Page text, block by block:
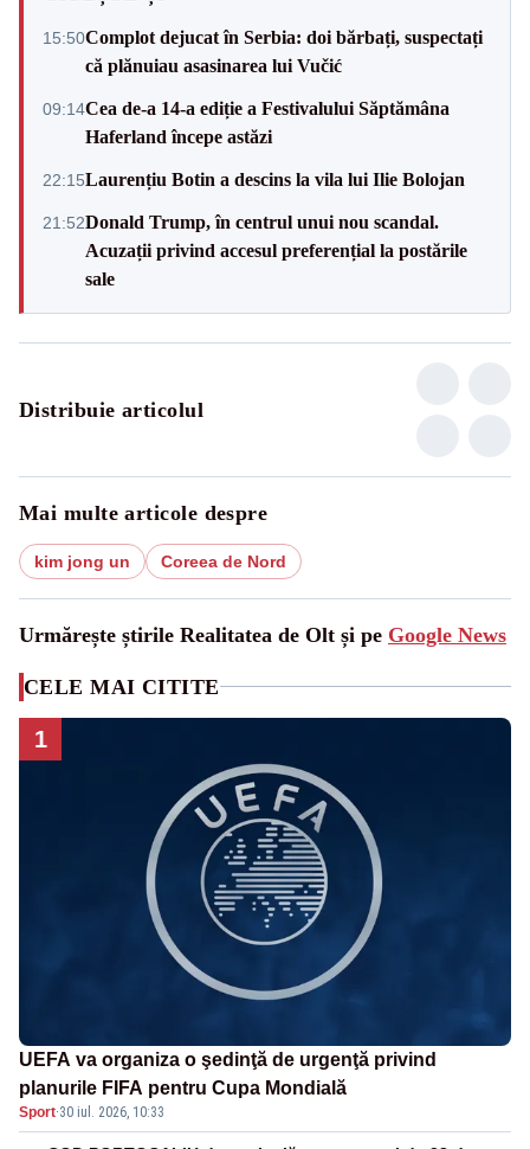
15:50Complot dejucat în Serbia: doi bărbați, suspectați
că plănuiau asasinarea lui Vučić
09:14Cea de-a 14-a ediție a Festivalului Săptămâna
Haferland începe astăzi
22:15Laurențiu Botin a descins la vila lui Ilie Bolojan
21:52Donald Trump, în centrul unui nou scandal.
Acuzații privind accesul preferențial la postările
sale
Distribuie articolul
Mai multe articole despre
kim jong un Coreea de Nord
Urmărește știrile Realitatea de Olt și pe Google News
CELE MAI CITITE
1
UEFA va organiza o şedinţă de urgenţă privind
planurile FIFA pentru Cupa Mondială
Sport·30 iul. 2026, 10:33